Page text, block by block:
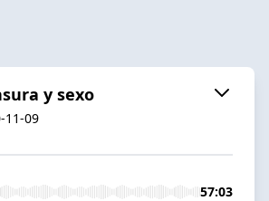
y sexo
11-09
57:03